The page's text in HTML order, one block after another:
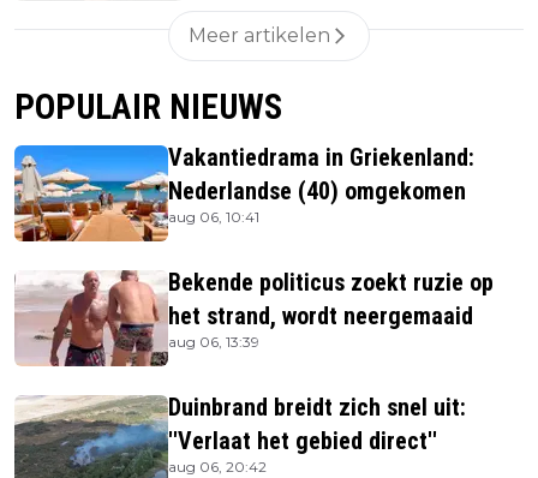
Meer artikelen
POPULAIR NIEUWS
Vakantiedrama in Griekenland:
Nederlandse (40) omgekomen
aug 06, 10:41
Bekende politicus zoekt ruzie op
het strand, wordt neergemaaid
aug 06, 13:39
Duinbrand breidt zich snel uit:
''Verlaat het gebied direct''
aug 06, 20:42